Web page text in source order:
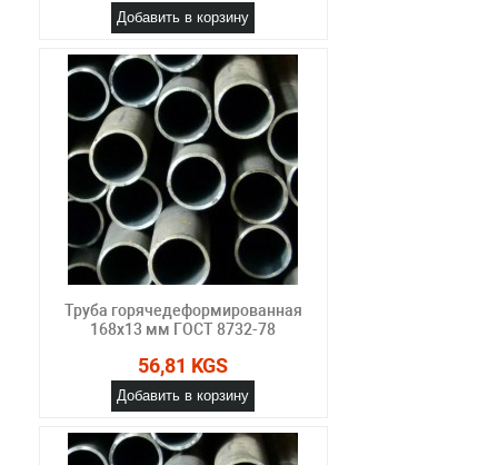
Добавить в корзину
Труба горячедеформированная
168х13 мм ГОСТ 8732-78
56,81 KGS
Добавить в корзину